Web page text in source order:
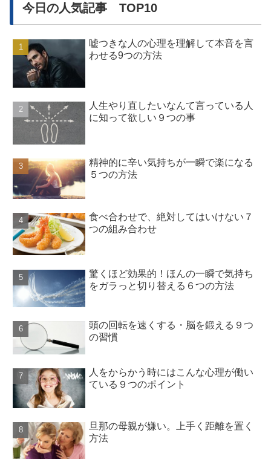
今日の人気記事 TOP10
嘘つきな人の心理を理解して本音を言
わせる9つの方法
人生やり直したいなんて言っている人
に知って欲しい９つの事
精神的に辛い気持ちが一瞬で楽になる
５つの方法
食べ合わせで、絶対してはいけない７
つの組み合わせ
驚くほど効果的！ほんの一瞬で気持ち
をガラっと切り替える６つの方法
頭の回転を速くする・脳を鍛える９つ
の習慣
人をからかう時にはこんな心理が働い
ている９つのポイント
旦那の母親が嫌い。上手く距離を置く
方法